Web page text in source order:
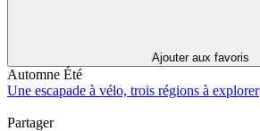
Ajouter aux favoris
Automne Été
Une escapade à vélo, trois régions à explorer
Partager